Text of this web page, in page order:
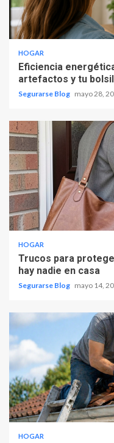
HOGAR
Eficiencia
artefactos y tu
Segurarse Blog mayo 28,
HOGAR
Trucos para
hay nadie en casa
Segurarse Blog mayo 14,
HOGAR